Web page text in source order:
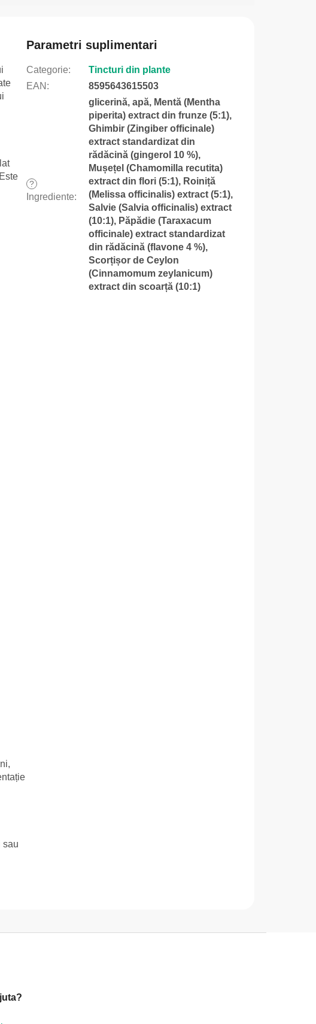
sau
Parametri suplimentari
Categorie:
Tincturi din plante
EAN : 8595643615503
?
Ingrediente:
glicerină, apă, Mentă (Mentha
piperita) extract din frunze (5:1),
Ghimbir (Zingiber officinale)
extract standardizat din
rădăcină (gingerol 10 %),
Mușețel (Chamomilla recutita)
extract din flori (5:1), Roiniță
(Melissa officinalis) extract (5:1),
Salvie (Salvia officinalis) extract
(10:1), Păpădie (Taraxacum
officinale) extract standardizat
din rădăcină (flavone 4 %),
Scorțișor de Ceylon
(Cinnamomum zeylanicum)
extract din scoarță (10:1)